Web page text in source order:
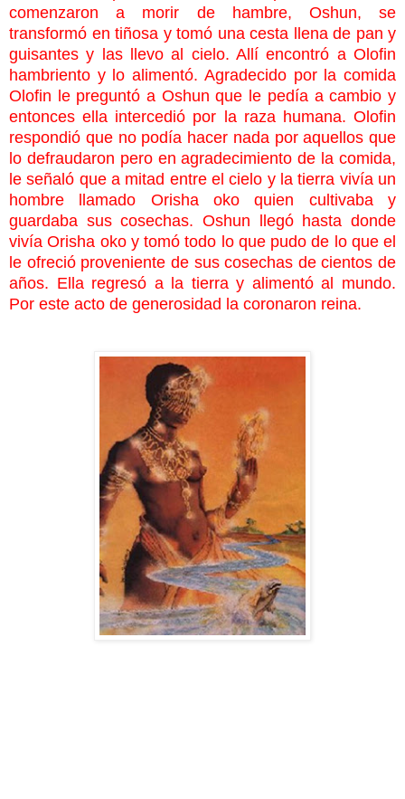
comenzaron a morir de hambre, Oshun, se
transformó en tiñosa y tomó una cesta llena de pan y
guisantes y las llevo al cielo. Allí encontró a Olofin
hambriento y lo alimentó. Agradecido por la comida
Olofin le preguntó a Oshun que le pedía a cambio y
entonces ella intercedió por la raza humana. Olofin
respondió que no podía hacer nada por aquellos que
lo defraudaron pero en agradecimiento de la comida,
le señaló que a mitad entre el cielo y la tierra vivía un
hombre llamado Orisha oko quien cultivaba y
guardaba sus cosechas. Oshun llegó hasta donde
vivía Orisha oko y tomó todo lo que pudo de lo que el
le ofreció proveniente de sus cosechas de cientos de
años. Ella regresó a la tierra y alimentó al mundo.
Por este acto de generosidad la coronaron reina.